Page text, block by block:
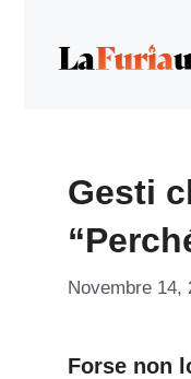
Gesti
Novembre 14,
Forse non